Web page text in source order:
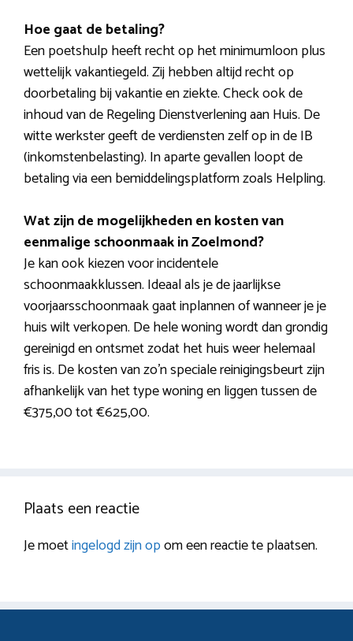
Hoe gaat de betaling?
Een poetshulp heeft recht op het minimumloon plus
wettelijk vakantiegeld. Zij hebben altijd recht op
doorbetaling bij vakantie en ziekte. Check ook de
inhoud van de Regeling Dienstverlening aan Huis. De
witte werkster geeft de verdiensten zelf op in de IB
(inkomstenbelasting). In aparte gevallen loopt de
betaling via een bemiddelingsplatform zoals Helpling.
Wat zijn de mogelijkheden en kosten van
eenmalige schoonmaak in Zoelmond?
Je kan ook kiezen voor incidentele
schoonmaakklussen. Ideaal als je de jaarlijkse
voorjaarsschoonmaak gaat inplannen of wanneer je je
huis wilt verkopen. De hele woning wordt dan grondig
gereinigd en ontsmet zodat het huis weer helemaal
fris is. De kosten van zo’n speciale reinigingsbeurt zijn
afhankelijk van het type woning en liggen tussen de
€375,00 tot €625,00.
Plaats een reactie
Je moetingelogd zijn opom een reactie te plaatsen.